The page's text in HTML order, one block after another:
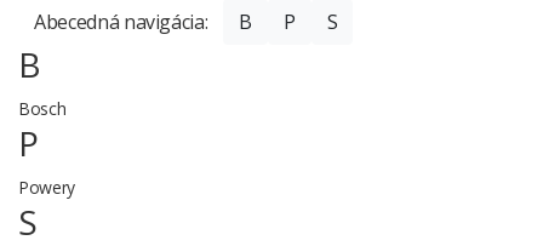
Abecedná navigácia: B P S
B
Bosch
P
Powery
S